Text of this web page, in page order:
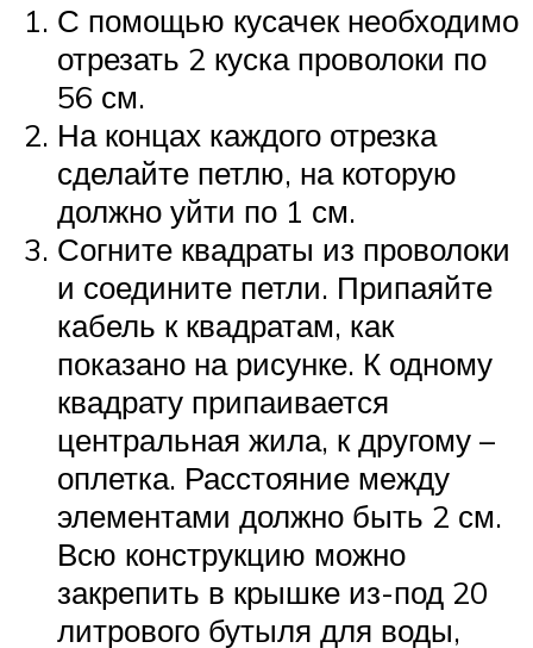
С помощью кусачек необходимо
отрезать 2 куска проволоки по
56 см.
На концах каждого отрезка
сделайте петлю, на которую
должно уйти по 1 см.
Согните квадраты из проволоки
и соедините петли. Припаяйте
кабель к квадратам, как
показано на рисунке. К одному
квадрату припаивается
центральная жила, к другому –
оплетка. Расстояние между
элементами должно быть 2 см.
Всю конструкцию можно
закрепить в крышке из-под 20
литрового бутыля для воды,